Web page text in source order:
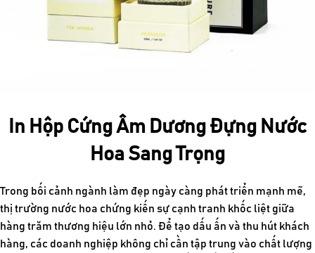
In Hộp Cứng Âm Dương Đựng Nước
Hoa Sang Trọng
Trong bối cảnh ngành làm đẹp ngày càng phát triển mạnh mẽ,
thị trường nước hoa chứng kiến sự cạnh tranh khốc liệt giữa
hàng trăm thương hiệu lớn nhỏ. Để tạo dấu ấn và thu hút khách
hàng, các doanh nghiệp không chỉ cần tập trung vào chất lượng